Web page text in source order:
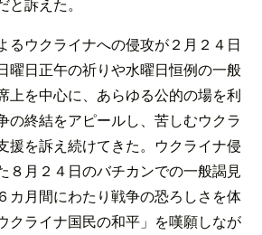
訴えた。
るウクライナへの侵攻が２月２４日
曜日正午の祈りや水曜日恒例の一般
上を中心に、あらゆる公的の場を利
の終結をアピールし、苦しむウクラ
援を訴え続けてきた。ウクライナ侵
８月２４日のバチカンでの一般謁見
カ月間にわたり戦争の恐ろしさを体
クライナ国民の和平」を嘆願しなが